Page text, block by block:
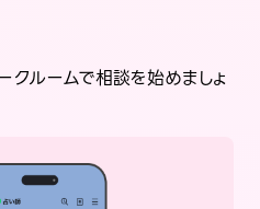
クルームで相談を始めましょ